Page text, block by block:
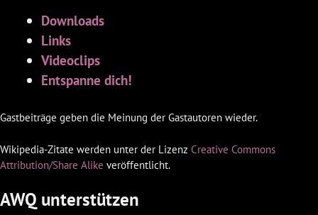
Downloads
Links
Videoclips
Entspanne dich!
Gastbeiträge geben die Meinung der Gastautoren wieder.
Wikipedia-Zitate werden unter der Lizenz Creative Commons
Attribution/Share Alike veröffentlicht.
AWQ unterstützen